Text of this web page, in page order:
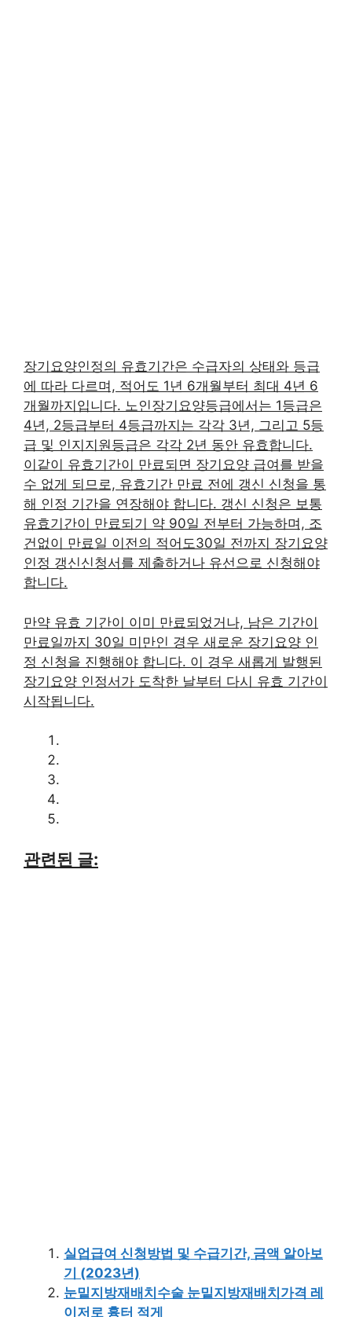
장기요양인정의 유효기간은 수급자의 상태와 등급
에 따라 다르며, 적어도 1년 6개월부터 최대 4년 6
개월까지입니다. 노인장기요양등급에서는 1등급은
4년, 2등급부터 4등급까지는 각각 3년, 그리고 5등
급 및 인지지원등급은 각각 2년 동안 유효합니다.
이같이 유효기간이 만료되면 장기요양 급여를 받을
수 없게 되므로, 유효기간 만료 전에 갱신 신청을 통
해 인정 기간을 연장해야 합니다. 갱신 신청은 보통
유효기간이 만료되기 약 90일 전부터 가능하며, 조
건없이 만료일 이전의 적어도30일 전까지 장기요양
인정 갱신신청서를 제출하거나 유선으로 신청해야
합니다.
만약 유효 기간이 이미 만료되었거나, 남은 기간이
만료일까지 30일 미만인 경우 새로운 장기요양 인
정 신청을 진행해야 합니다. 이 경우 새롭게 발행된
장기요양 인정서가 도착한 날부터 다시 유효 기간이
시작됩니다.
관련된 글:
실업급여 신청방법 및 수급기간, 금액 알아보
기 (2023년)
눈밑지방재배치수술 눈밑지방재배치가격 레
이저로 흉터 적게